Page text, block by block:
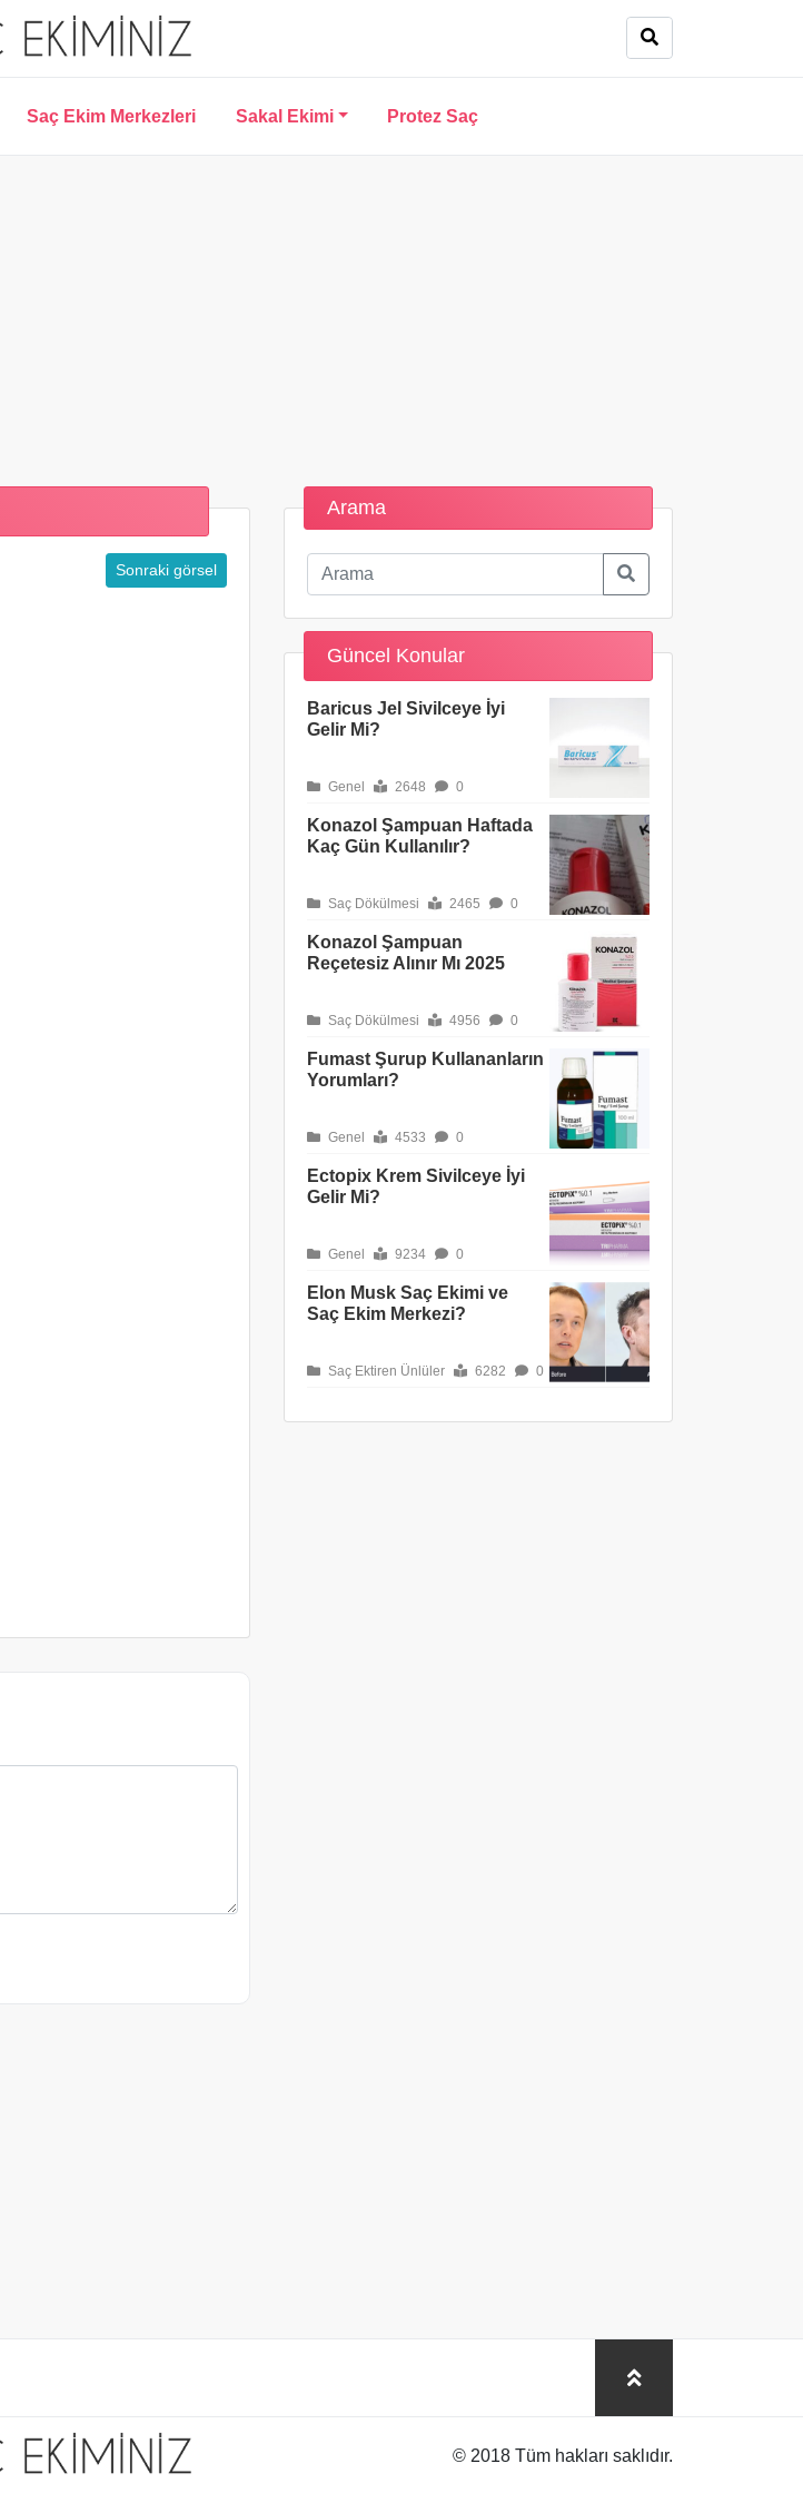
Saç Ekim Merkezleri Sakal Ekimi Protez Saç
Sonraki görsel
Arama
Güncel Konular
Baricus Jel Sivilceye İyi
Gelir Mi?
Genel 2648 0
Konazol Şampuan Haftada
Kaç Gün Kullanılır?
Saç Dökülmesi 2465 0
Konazol Şampuan
Reçetesiz Alınır Mı 2025
Saç Dökülmesi 4956 0
Fumast Şurup Kullananların
Yorumları?
Genel 4533 0
Ectopix Krem Sivilceye İyi
Gelir Mi?
Genel 9234 0
Elon Musk Saç Ekimi ve
Saç Ekim Merkezi?
Saç Ektiren Ünlüler 6282 0
© 2018 Tüm hakları saklıdır.